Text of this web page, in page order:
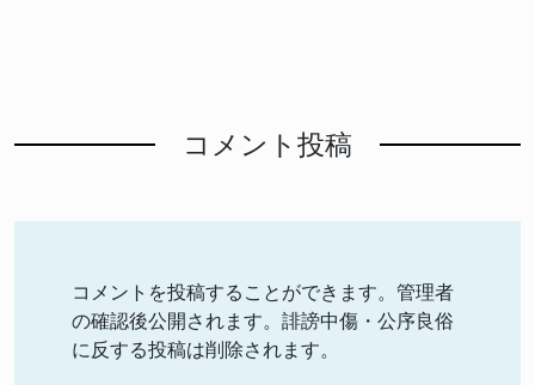
コメント投稿
コメントを投稿することができます。管理者
の確認後公開されます。誹謗中傷・公序良俗
に反する投稿は削除されます。